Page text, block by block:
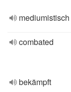
mediumistisch
combated
bekämpft